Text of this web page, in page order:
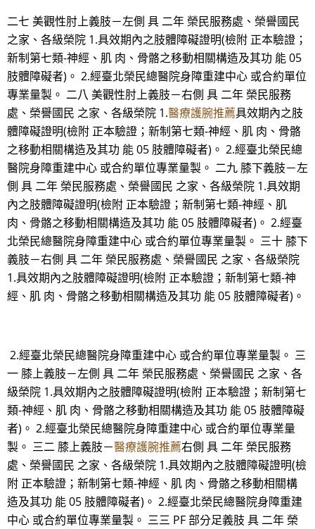
二七 美觀性肘上義肢－左側 具 二年 榮民服務處、榮譽國民
之家、各級榮院 1.具效期內之肢體障礙證明(檢附 正本驗證；
新制第七類-神經、肌 肉、骨骼之移動相關構造及其功 能 05
肢體障礙者)。 2.經臺北榮民總醫院身障重建中心 或合約單位
專業量製。 二八 美觀性肘上義肢－右側 具 二年 榮民服務
處、榮譽國民 之家、各級榮院 1.醫療護腕推薦具效期內之肢
體障礙證明(檢附 正本驗證；新制第七類-神經、肌 肉、骨骼
之移動相關構造及其功 能 05 肢體障礙者)。 2.經臺北榮民總
醫院身障重建中心 或合約單位專業量製。 二九 膝下義肢－左
側 具 二年 榮民服務處、榮譽國民 之家、各級榮院 1.具效期
內之肢體障礙證明(檢附 正本驗證；新制第七類-神經、肌
肉、骨骼之移動相關構造及其功 能 05 肢體障礙者)。 2.經臺
北榮民總醫院身障重建中心 或合約單位專業量製。 三十 膝下
義肢－右側 具 二年 榮民服務處、榮譽國民 之家、各級榮院
1.具效期內之肢體障礙證明(檢附 正本驗證；新制第七類-神
經、肌 肉、骨骼之移動相關構造及其功 能 05 肢體障礙者)。
2.經臺北榮民總醫院身障重建中心 或合約單位專業量製。 三
一 膝上義肢－左側 具 二年 榮民服務處、榮譽國民 之家、各
級榮院 1.具效期內之肢體障礙證明(檢附 正本驗證；新制第七
類-神經、肌 肉、骨骼之移動相關構造及其功 能 05 肢體障礙
者)。 2.經臺北榮民總醫院身障重建中心 或合約單位專業量
製。 三二 膝上義肢－醫療護腕推薦右側 具 二年 榮民服務
處、榮譽國民 之家、各級榮院 1.具效期內之肢體障礙證明(檢
附 正本驗證；新制第七類-神經、肌 肉、骨骼之移動相關構
造及其功 能 05 肢體障礙者)。 2.經臺北榮民總醫院身障重建
中心 或合約單位專業量製。 三三 PF 部分足義肢 具 二年 榮